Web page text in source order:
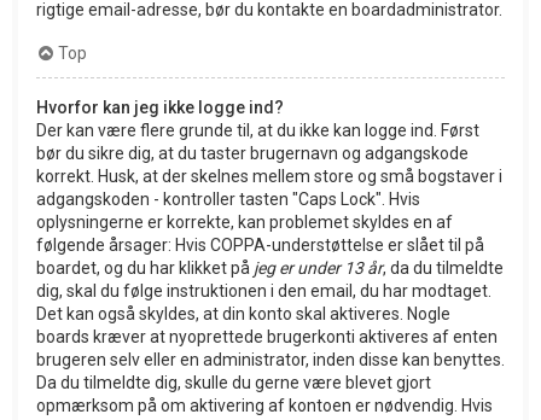
rigtige email-adresse, bør du kontakte en boardadministrator.
Top
Hvorfor kan jeg ikke logge ind?
Der kan være flere grunde til, at du ikke kan logge ind. Først
bør du sikre dig, at du taster brugernavn og adgangskode
korrekt. Husk, at der skelnes mellem store og små bogstaver i
adgangskoden - kontroller tasten "Caps Lock". Hvis
oplysningerne er korrekte, kan problemet skyldes en af
følgende årsager: Hvis COPPA-understøttelse er slået til på
boardet, og du har klikket på jeg er under 13 år, da du tilmeldte
dig, skal du følge instruktionen i den email, du har modtaget.
Det kan også skyldes, at din konto skal aktiveres. Nogle
boards kræver at nyoprettede brugerkonti aktiveres af enten
brugeren selv eller en administrator, inden disse kan benyttes.
Da du tilmeldte dig, skulle du gerne være blevet gjort
opmærksom på om aktivering af kontoen er nødvendig. Hvis